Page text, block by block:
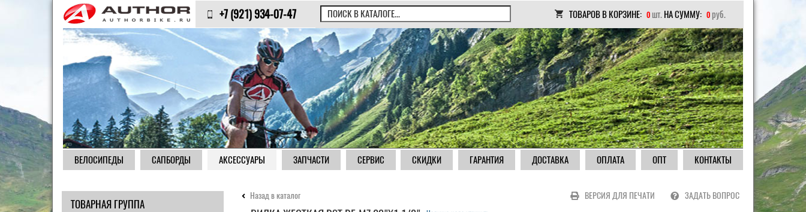
+7 (921) 934-07-47 ТОВАРОВ В КОРЗИНЕ: 0 шт. НА СУММУ: 0 руб.
ВЕЛОСИПЕДЫ САПБОРДЫ АКСЕССУАРЫ ЗАПЧАСТИ СЕРВИС СКИДКИ ГАРАНТИЯ ДОСТАВКА ОПЛАТА ОПТ КОНТАКТЫ
Назад в каталог ВЕРСИЯ ДЛЯ ПЕЧАТИ ЗАДАТЬ ВОПРОС
ТОВАРНАЯ ГРУППА